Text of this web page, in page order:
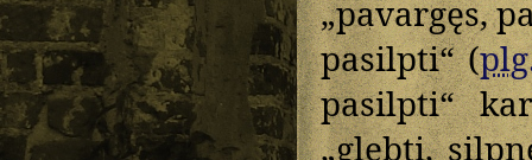
„pavargęs,
pasilpti“ (
pasilpti“
„glebti,